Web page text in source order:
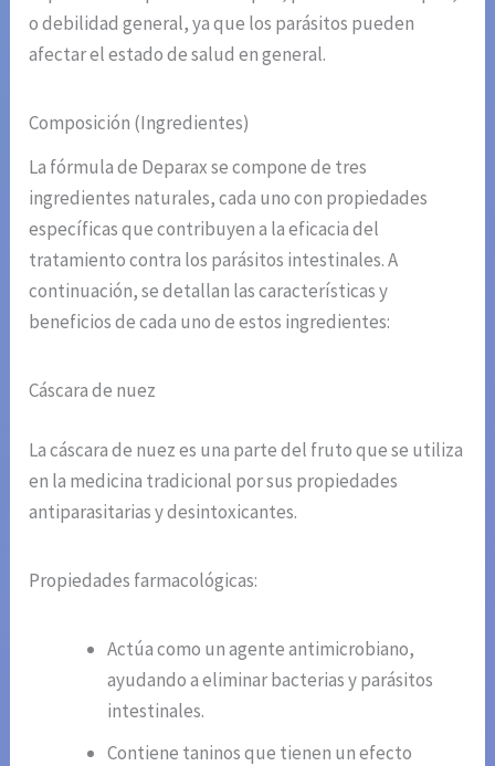
o debilidad general, ya que los parásitos pueden
afectar el estado de salud en general.
Composición (Ingredientes)
La fórmula de Deparax se compone de tres
ingredientes naturales, cada uno con propiedades
específicas que contribuyen a la eficacia del
tratamiento contra los parásitos intestinales. A
continuación, se detallan las características y
beneficios de cada uno de estos ingredientes:
Cáscara de nuez
La cáscara de nuez es una parte del fruto que se utiliza
en la medicina tradicional por sus propiedades
antiparasitarias y desintoxicantes.
Propiedades farmacológicas:
Actúa como un agente antimicrobiano,
ayudando a eliminar bacterias y parásitos
intestinales.
Contiene taninos que tienen un efecto